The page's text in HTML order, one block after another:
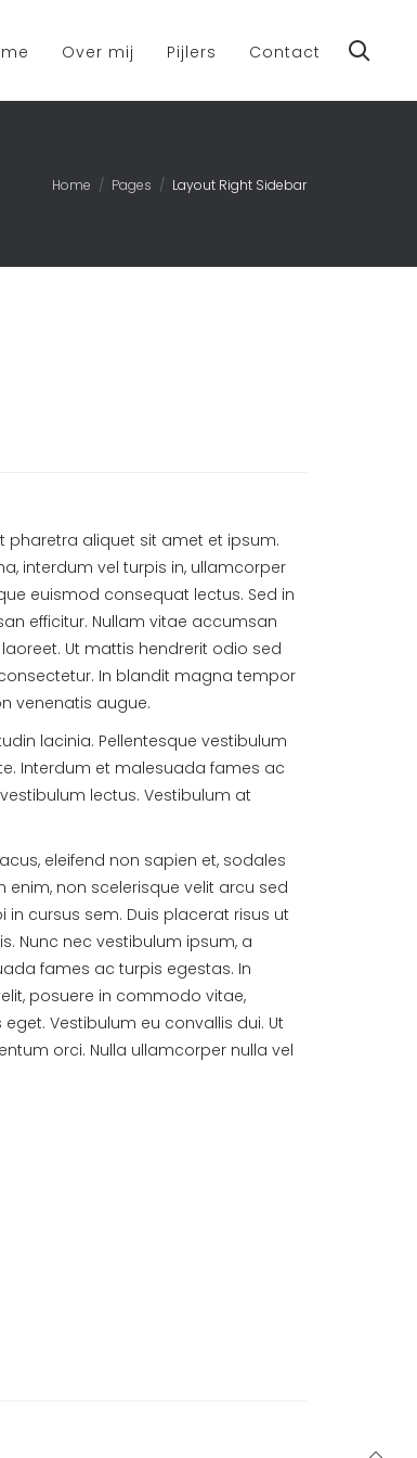
Over mij Pijlers Contact
Home Pages Layout Right Sidebar
pharetra aliquet sit amet et ipsum.
interdum vel turpis in, ullamcorper
euismod consequat lectus. Sed in
efficitur. Nullam vitae accumsan
Ut mattis hendrerit odio sed
In blandit magna tempor
venenatis augue.
lacinia. Pellentesque vestibulum
Interdum et malesuada fames ac
lectus. Vestibulum at
eleifend non sapien et, sodales
non scelerisque velit arcu sed
cursus sem. Duis placerat risus ut
Nunc nec vestibulum ipsum, a
fames ac turpis egestas. In
posuere in commodo vitae,
Vestibulum eu convallis dui. Ut
orci. Nulla ullamcorper nulla vel